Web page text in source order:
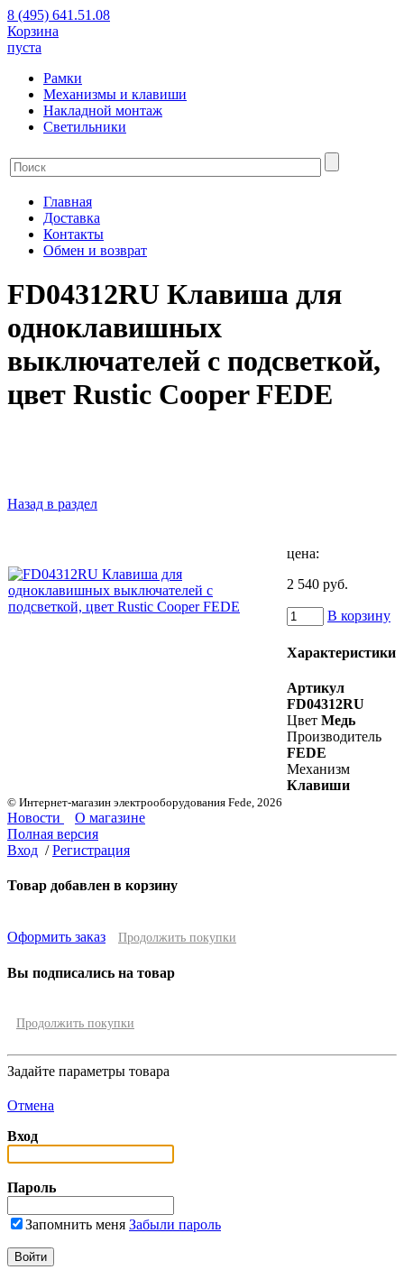
8 (495) 641.51.08
Корзина
пуста
Рамки
Механизмы и клавиши
Накладной монтаж
Светильники
Главная
Доставка
Контакты
Обмен и возврат
FD04312RU Клавиша для
одноклавишных
выключателей с подсветкой,
цвет Rustic Cooper FEDE
Назад в раздел
цена:
2 540 руб.
В корзину
Характеристики
Артикул
FD04312RU
Цвет Медь
Производитель
FEDE
Механизм
Клавиши
© Интернет-магазин электрооборудования Fede, 2026
Новости
О магазине
Полная версия
Вход / Регистрация
Товар добавлен в корзину
Оформить заказ Продолжить покупки
Вы подписались на товар
Продолжить покупки
Задайте параметры товара
Отмена
Вход
Пароль
Запомнить меня Забыли пароль